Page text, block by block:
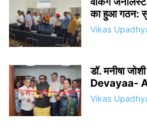
का हुआ गठन:
Vikas
डॉ. मनीषा
Devayaa-
Vikas